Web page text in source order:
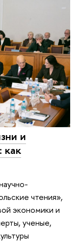
и
как
чтения»,
экономики и
ученые,